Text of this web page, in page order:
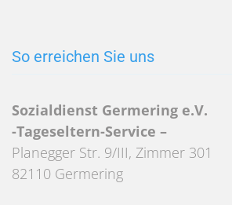
So erreichen Sie uns
Sozialdienst Germering e.V.
-Tageseltern-Service –
Planegger Str. 9/III, Zimmer 301
82110 Germering